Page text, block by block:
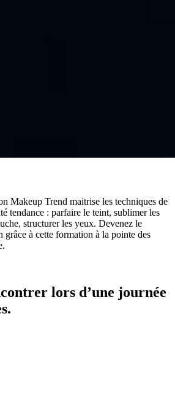
Makeup Trend maitrise les techniques de
tendance : parfaire le teint, sublimer les
structurer les yeux. Devenez le
à cette formation à la pointe des
lors d’une journée
.